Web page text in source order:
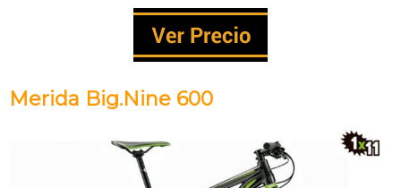
Merida Big.Nine 600